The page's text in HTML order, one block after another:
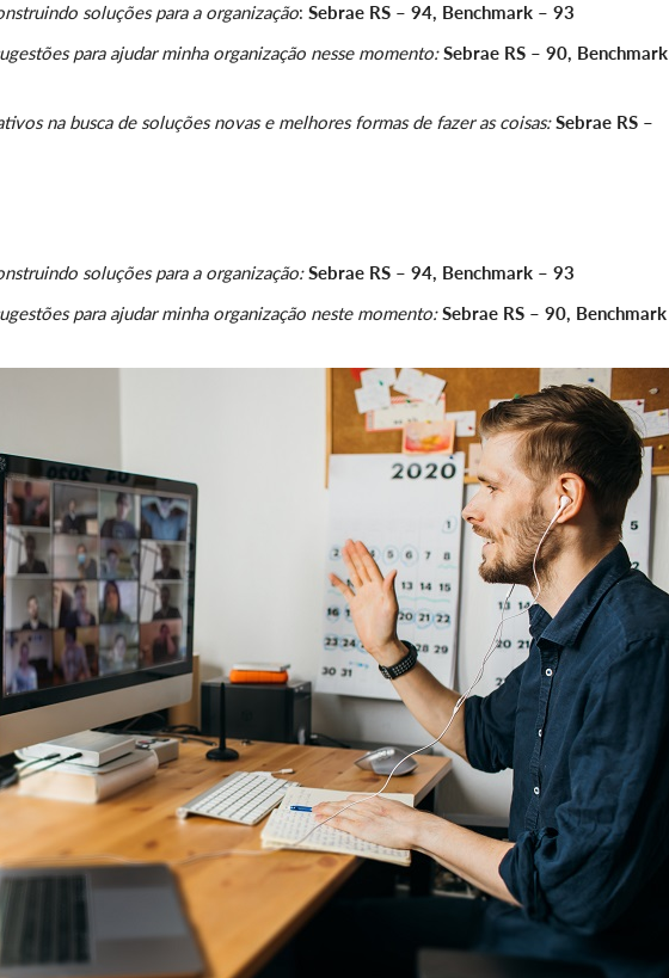
soluções para a organização: Sebrae RS – 94, Benchmark – 93
para ajudar minha organização nesse momento: Sebrae RS – 90, Benchmark
na busca de soluções novas e melhores formas de fazer as coisas: Sebrae RS –
soluções para a organização: Sebrae RS – 94, Benchmark – 93
para ajudar minha organização neste momento: Sebrae RS – 90, Benchmark